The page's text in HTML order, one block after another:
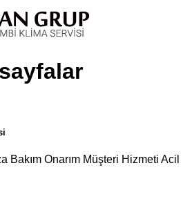
Bakım Onarım Müşteri Hizmeti Acil